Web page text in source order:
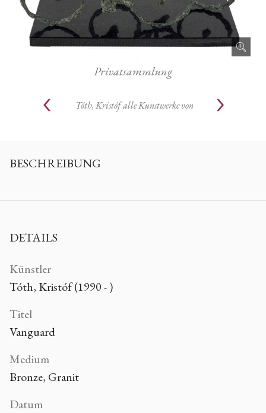
Privatsammlung
Tóth, Kristóf alle Kunstwerke von
BESCHREIBUNG
DETAILS
Künstler
Tóth, Kristóf (1990 - )
Titel
Vanguard
Medium
Bronze, Granit
Datum